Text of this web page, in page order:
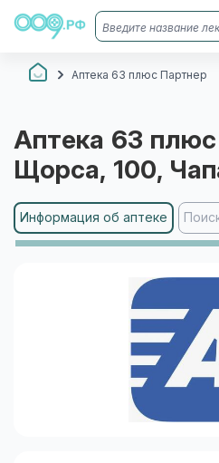
Аптека 63 плюс Партнер
Аптека 63
Щорса, 100,
Информация об аптеке